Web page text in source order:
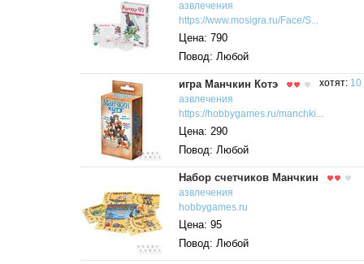
азвлечения
https://www.mosigra.ru/Face/S...
Цена: 790
Повод: Любой
игра Манчкин Котэ хотят: 10
азвлечения
https://hobbygames.ru/manchki...
Цена: 290
Повод: Любой
Набор счетчиков Манчкин
азвлечения
hobbygames.ru
Цена: 95
Повод: Любой